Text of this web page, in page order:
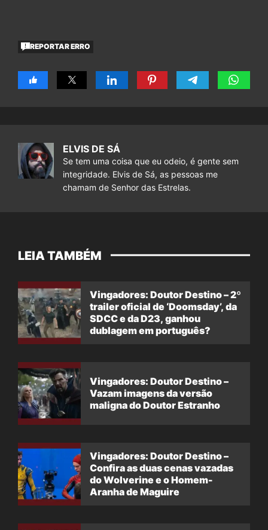
REPORTAR ERRO
ELVIS DE SÁ
Se tem uma coisa que eu odeio, é gente sem
integridade. Elvis de Sá, as pessoas me
chamam de Senhor das Estrelas.
LEIA TAMBÉM
Vingadores: Doutor Destino – 2º
trailer oficial de ‘Doomsday’, da
SDCC e da D23, ganhou
dublagem em português?
Vingadores: Doutor Destino –
Vazam imagens da versão
maligna do Doutor Estranho
Vingadores: Doutor Destino –
Confira as duas cenas vazadas
do Wolverine e o Homem-
Aranha de Maguire